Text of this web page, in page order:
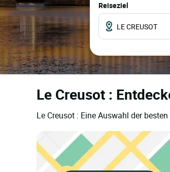
Reiseziel
Le Creusot :
Le Creusot : Eine Auswahl der